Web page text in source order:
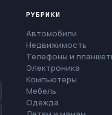
РУБРИКИ
Автомобили
Недвижимость
Телефоны и
Электроника
Компьютеры
Мебель
Одежда